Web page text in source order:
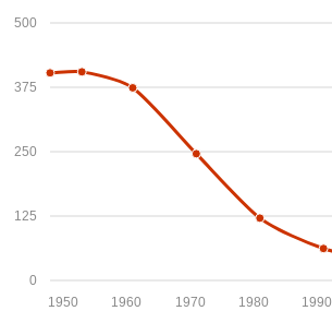
0
125
250
375
500
1990
1980
1970
1960
1950